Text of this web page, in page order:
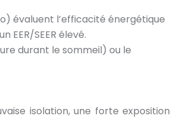
évaluent l’efficacité énergétique
EER/SEER élevé.
durant le sommeil) ou le
isolation, une forte exposition